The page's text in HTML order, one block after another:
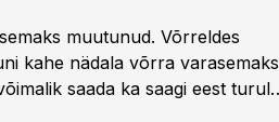
muutunud. Võrreldes
kahe nädala võrra varasemaks
saada ka saagi eest turul